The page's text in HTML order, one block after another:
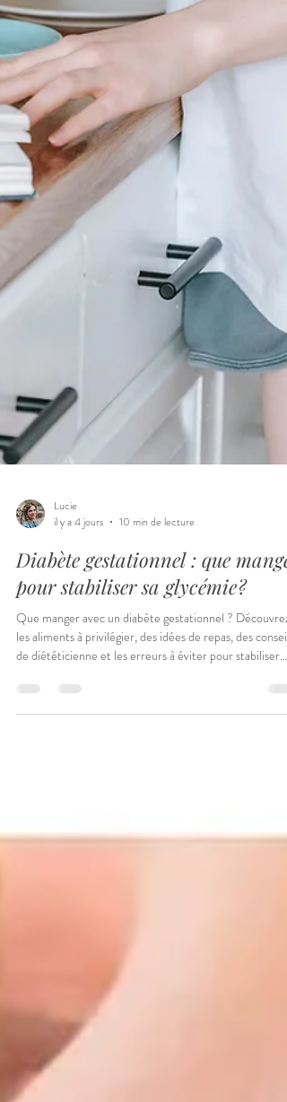
Lucie
il y a 4 jours
10 min de lecture
Diabète gestationnel : que manger
pour stabiliser sa glycémie ?
les aliments à privilégier, des idées de repas, des conseils
de diététicienne et les erreurs à éviter pour stabiliser